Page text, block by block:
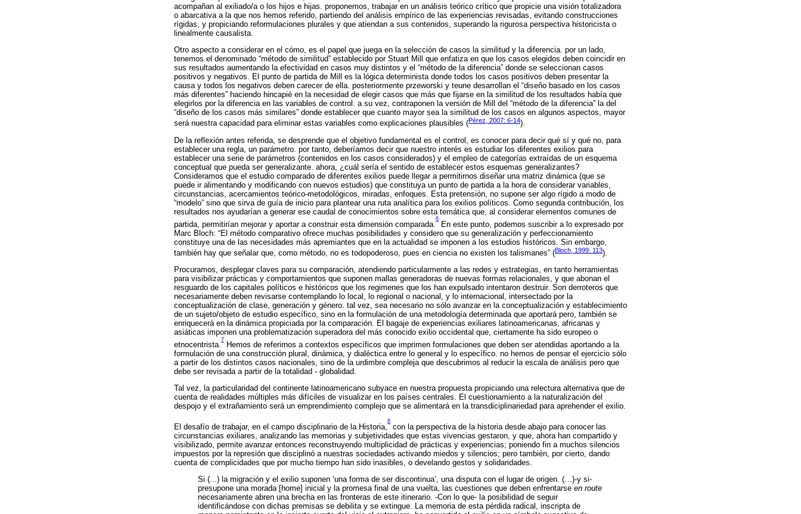
acompañan al exiliado/a o los hijos e hijas. proponemos, trabajar en un análisis teórico crítico que propicie una visión totalizadora
o abarcativa a la que nos hemos referido, partiendo del análisis empírico de las experiencias revisadas, evitando construcciones
rígidas, y propiciando reformulaciones plurales y que atiendan a sus contenidos, superando la rigurosa perspectiva historicista o
linealmente causalista.
Otro aspecto a considerar en el cómo, es el papel que juega en la selección de casos la similitud y la diferencia. por un lado,
tenemos el denominado “método de similitud” establecido por Stuart Mill que enfatiza en que los casos elegidos deben coincidir en
sus resultados aumentando la efectividad en casos muy distintos y el “método de la diferencia” donde se seleccionan casos
positivos y negativos. El punto de partida de Mill es la lógica determinista donde todos los casos positivos deben presentar la
causa y todos los negativos deben carecer de ella. posteriormente przeworski y teune desarrollan el “diseño basado en los casos
más diferentes” haciendo hincapié en la necesidad de elegir casos que más que fijarse en la similitud de los resultados había que
elegirlos por la diferencia en las variables de control. a su vez, contraponen la versión de Mill del “método de la diferencia” la del
“diseño de los casos más similares” donde establecer que cuanto mayor sea la similitud de los casos en algunos aspectos, mayor
será nuestra capacidad para eliminar estas variables como explicaciones plausibles (Pérez, 2007: 6-14).
De la reflexión antes referida, se desprende que el objetivo fundamental es el control, es conocer para decir qué sí y qué no, para
establecer una regla, un parámetro. por tanto, deberíamos decir que nuestro interés es estudiar los diferentes exilios para
establecer una serie de parámetros (contenidos en los casos considerados) y el empleo de categorías extraídas de un esquema
conceptual que pueda ser generalizante. ahora, ¿cuál sería el sentido de establecer estos esquemas generalizantes?
Consideramos que el estudio comparado de diferentes exilios puede llegar a permitirnos diseñar una matriz dinámica (que se
puede ir alimentando y modificando con nuevos estudios) que constituya un punto de partida a la hora de considerar variables,
circunstancias, acercamientos teórico-metodológicos, miradas, enfoques. Esta pretensión, no supone ser algo rígido a modo de
“modelo” sino que sirva de guía de inicio para plantear una ruta analítica para los exilios políticos. Como segunda contribución, los
resultados nos ayudarían a generar ese caudal de conocimientos sobre esta temática que, al considerar elementos comunes de
partida, permitirían mejorar y aportar a construir esta dimensión comparada.
6
En este punto, podemos suscribir a lo expresado por
Marc Bloch: “El método comparativo ofrece muchas posibilidades y considero que su generalización y perfeccionamiento
constituye una de las necesidades más apremiantes que en la actualidad se imponen a los estudios históricos. Sin embargo,
también hay que señalar que, como método, no es todopoderoso, pues en ciencia no existen los talismanes” (Bloch, 1999: 113).
Procuramos, desplegar claves para su comparación, atendiendo particularmente a las redes y estrategias, en tanto herramientas
para visibilizar prácticas y comportamientos que suponen mallas generadoras de nuevas formas relacionales, y que abonan el
resguardo de los capitales políticos e históricos que los regimenes que los han expulsado intentaron destruir. Son derroteros que
necesariamente deben revisarse contemplando lo local, lo regional o nacional, y lo internacional, intersectado por la
conceptualización de clase, generación y género. tal vez, sea necesario no sólo avanzar en la conceptualización y establecimiento
de un sujeto/objeto de estudio específico, sino en la formulación de una metodología determinada que aportará pero, también se
enriquecerá en la dinámica propiciada por la comparación. El bagaje de experiencias exiliares latinoamericanas, africanas y
asiáticas imponen una problematización superadora del más conocido exilio occidental que, ciertamente ha sido europeo o
etnocentrista.
7
Hemos de referirnos a contextos específicos que imprimen formulaciones que deben ser atendidas aportando a la
formulación de una construcción plural, dinámica, y dialéctica entre lo general y lo específico. no hemos de pensar el ejercicio sólo
a partir de los distintos casos nacionales, sino de la urdimbre compleja que descubrimos al reducir la escala de análisis pero que
debe ser revisada a partir de la totalidad - globalidad.
Tal vez, la particularidad del continente latinoamericano subyace en nuestra propuesta propiciando una relectura alternativa que de
cuenta de realidades múltiples más difíciles de visualizar en los países centrales. El cuestionamiento a la naturalización del
despojo y el extrañamiento será un emprendimiento complejo que se alimentará en la transdiciplinariedad para aprehender el exilio.
El desafío de trabajar, en el campo disciplinario de la Historia,
8
con la perspectiva de la historia desde abajo para conocer las
circunstancias exiliares, analizando las memorias y subjetividades que estas vivencias gestaron, y que, ahora han compartido y
visibilizado, permite avanzar entonces reconstruyendo multiplicidad de prácticas y experiencias; poniendo fin a muchos silencios
impuestos por la represión que disciplinó a nuestras sociedades activando miedos y silencios; pero también, por cierto, dando
cuenta de complicidades que por mucho tiempo han sido inasibles, o develando gestos y solidaridades.
Si (...) la migración y el exilio suponen ‘una forma de ser discontinua’, una disputa con el lugar de origen. (…)-y si-
presupone una morada [home] inicial y la promesa final de una vuelta, las cuestiones que deben enfrentarse en route
necesariamente abren una brecha en las fronteras de este itinerario. -Con lo que- la posibilidad de seguir
identificándose con dichas premisas se debilita y se extingue. La memoria de esta pérdida radical, inscripta de